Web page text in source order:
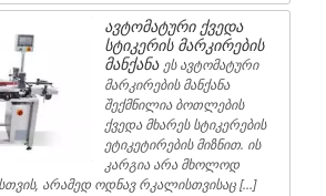
ავტომატური ქვედა
სტიკერის მარკირების
მანქანა ეს ავტომატური
მარკირების მანქანა
შექმნილია ბოთლების
ქვედა მხარეს სტიკერების
ეტიკეტირების მიზნით. ის
კარგია არა მხოლოდ
არამედ ოდნავ რკალისთვისაც […]